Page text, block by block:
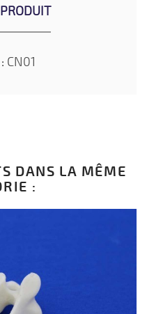
CN01
DANS LA MÊME
: